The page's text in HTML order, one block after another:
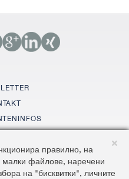
правилно, на
малки файлове, наречени
на "бисквитки", личните